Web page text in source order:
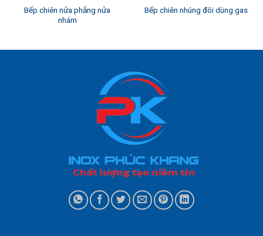
Bếp chiên nửa phẳng nửa
nhám
Bếp chiên nhúng đôi dùng gas